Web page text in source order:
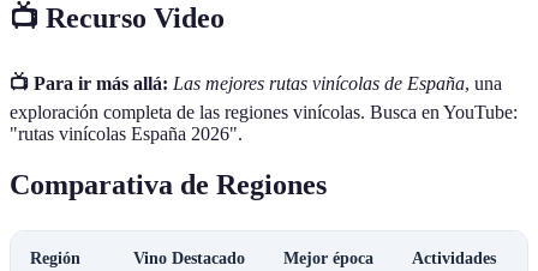
📺 Recurso Video
📺 Para ir más allá: Las mejores rutas vinícolas de España, una
exploración completa de las regiones vinícolas. Busca en YouTube:
"rutas vinícolas España 2026".
Comparativa de Regiones
Región Vino Destacado Mejor época Actividades